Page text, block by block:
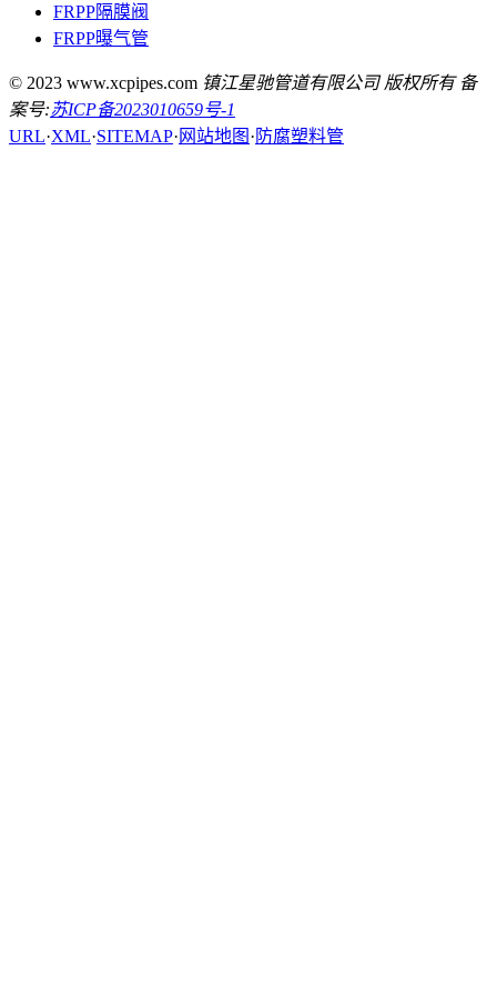
FRPP隔膜阀
FRPP曝气管
© 2023 www.xcpipes.com 镇江星驰管道有限公司 版权所有 备
案号:苏ICP备2023010659号-1
URL·XML·SITEMAP· 网站地图 · 防腐塑料管